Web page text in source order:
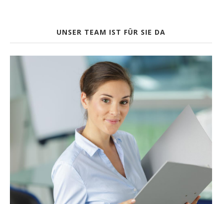
UNSER TEAM IST FÜR SIE DA